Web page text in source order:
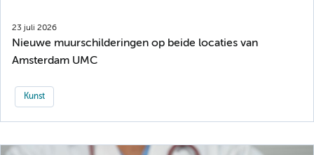
23 juli 2026
Nieuwe muurschilderingen op beide locaties van
Amsterdam UMC
Kunst